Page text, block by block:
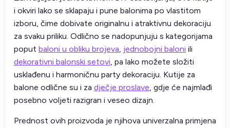
i okviri lako se sklapaju i pune balonima po vlastitom
izboru, čime dobivate originalnu i atraktivnu dekoraciju
za svaku priliku. Odlično se nadopunjuju s kategorijama
poput baloni u obliku brojeva, jednobojni baloni ili
dekorativni balonski setovi, pa lako možete složiti
usklađenu i harmoničnu party dekoraciju. Kutije za
balone odlične su i za dječje proslave, gdje će najmlađi
posebno voljeti razigran i veseo dizajn.
Prednost ovih proizvoda je njihova univerzalna primjena